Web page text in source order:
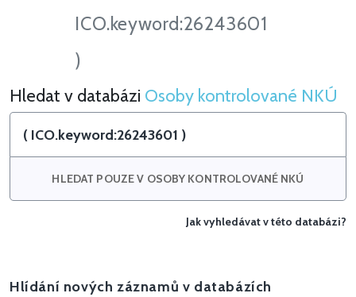
ICO.keyword:26243601
)
Hledat v Osoby kontrolované NKÚ
Hledat v databázi Osoby kontrolované NKÚ
HLEDAT POUZE V OSOBY KONTROLOVANÉ NKÚ
Jak vyhledávat v této databázi?
Hlídání nových záznamů v databázích